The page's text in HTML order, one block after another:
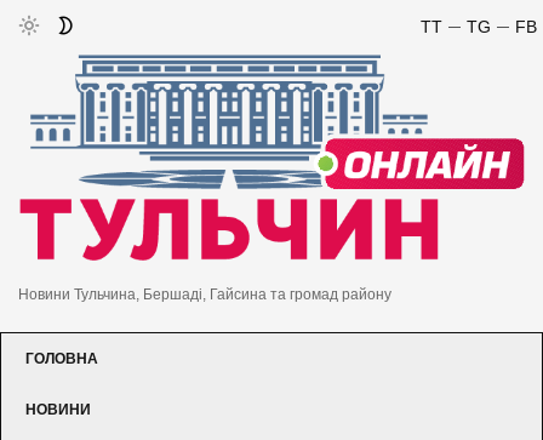
FB
TG
TT
Новини Тульчина, Бершаді, Гайсина та громад району
ГОЛОВНА
НОВИНИ